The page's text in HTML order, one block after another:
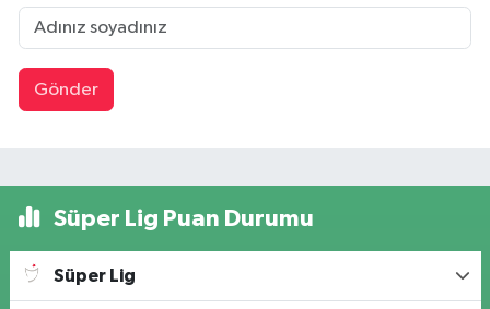
Gönder
Süper Lig Puan Durumu
Süper Lig